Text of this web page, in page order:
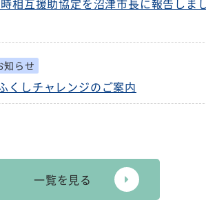
相互援助協定を沼津市長に報告しま
知らせ
くしチャレンジのご案内
一覧を見る